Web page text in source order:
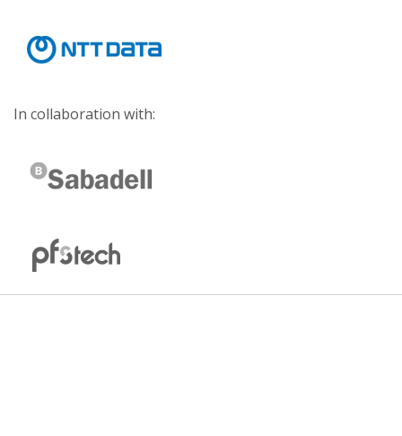
In collaboration with: